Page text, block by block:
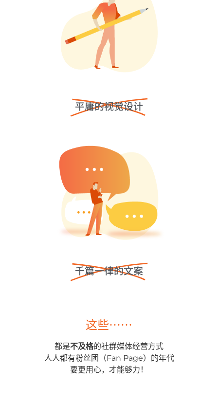
这些⋯⋯
都是不及格的社群媒体经营方式
人人都有粉丝团（Fan Page）的年代
要更用心，才能够力！
千篇一律的文案
平庸的视觉设计